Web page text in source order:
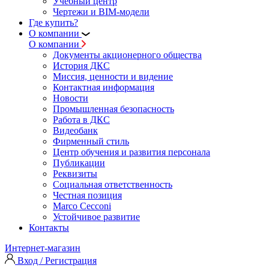
Чертежи и BIM-модели
Где купить?
О компании
О компании
Документы акционерного общества
История ДКС
Миссия, ценности и видение
Контактная информация
Новости
Промышленная безопасность
Работа в ДКС
Видеобанк
Фирменный стиль
Центр обучения и развития персонала
Публикации
Реквизиты
Социальная ответственность
Честная позиция
Marco Cecconi
Устойчивое развитие
Контакты
Интернет-магазин
Вход / Регистрация